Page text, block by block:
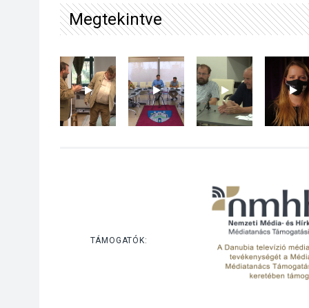
Megtekintve
TÁMOGATÓK: